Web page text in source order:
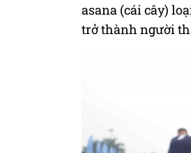
asana (cái cây)
trở thành người